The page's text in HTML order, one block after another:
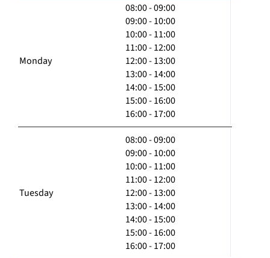
Monday
08:00 - 09:00
09:00 - 10:00
10:00 - 11:00
11:00 - 12:00
12:00 - 13:00
13:00 - 14:00
14:00 - 15:00
15:00 - 16:00
16:00 - 17:00
Tuesday
08:00 - 09:00
09:00 - 10:00
10:00 - 11:00
11:00 - 12:00
12:00 - 13:00
13:00 - 14:00
14:00 - 15:00
15:00 - 16:00
16:00 - 17:00